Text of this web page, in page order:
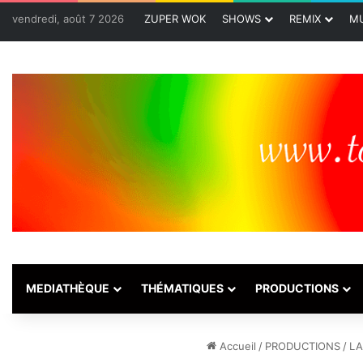
vendredi, août 7 2026 ZUPER WOK SHOWS REMIX
MEDIATHÈQUE THÉMATIQUES PRODUCTIONS
Accueil / PRODUCTIONS/